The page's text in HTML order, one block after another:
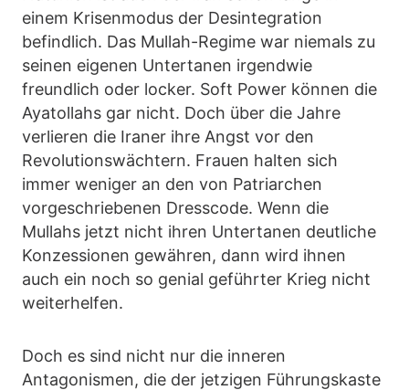
einem Krisenmodus der Desintegration
befindlich. Das Mullah-Regime war niemals zu
seinen eigenen Untertanen irgendwie
freundlich oder locker. Soft Power können die
Ayatollahs gar nicht. Doch über die Jahre
verlieren die Iraner ihre Angst vor den
Revolutionswächtern. Frauen halten sich
immer weniger an den von Patriarchen
vorgeschriebenen Dresscode. Wenn die
Mullahs jetzt nicht ihren Untertanen deutliche
Konzessionen gewähren, dann wird ihnen
auch ein noch so genial geführter Krieg nicht
weiterhelfen.
Doch es sind nicht nur die inneren
Antagonismen, die der jetzigen Führungskaste